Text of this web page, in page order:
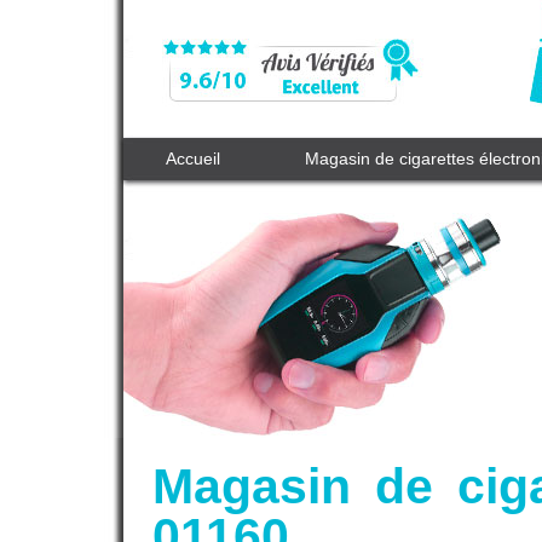
Accueil Magasin de cigarettes
Magasin de